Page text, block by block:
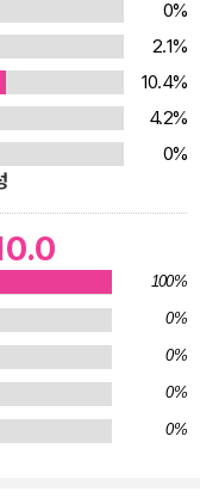
싫어요!”라고 대답하는
금성’이라는 이름을 가
기를 놀리는 것 같은 말
나 멀리하기엔 황금성
신과는 달리 너무나 용
쩔쩔매게 만드는 굉장
자들 앞에서 고수다운
이들 전원을 합격시키
. 오랜 교사 생활에 참으
못 배기는 황금성 때문
을 씩씩하게 해 주는 모
싶은 마음, 사랑받고 싶
0%
2.1%
10.4%
4.2%
0%
100%
0%
0%
0%
0%